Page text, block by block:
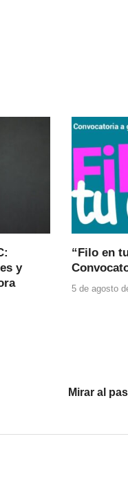
y
“Filo en
5 de agosto
Mirar al